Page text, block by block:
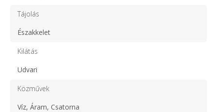
Tájolás
Északkelet
Kilátás
Udvari
Közművek
Víz, Áram, Csatorna